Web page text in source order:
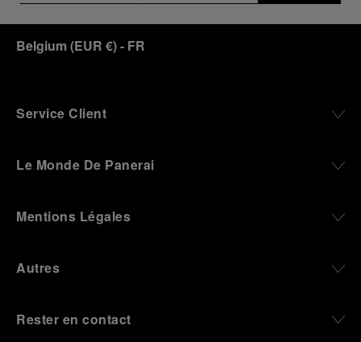
Belgium (EUR €)- FR
Service Client
Le Monde De Panerai
Mentions Légales
Autres
Rester en contact